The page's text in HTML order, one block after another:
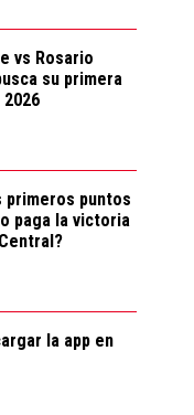
que
...
La sorpresiva
incluyó
vs Rosario
su primera
primeros puntos
paga la victoria
la app en